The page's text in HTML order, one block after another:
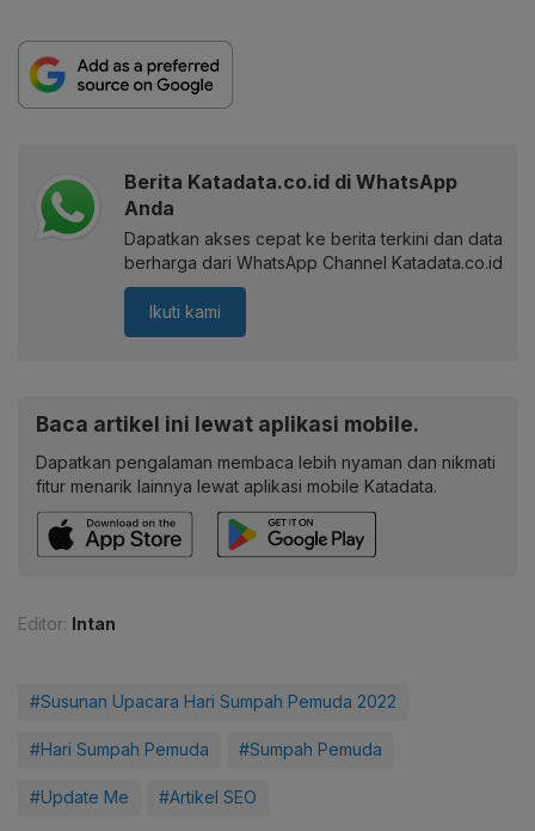
Berita Katadata.co.id di WhatsApp
Anda
Dapatkan akses cepat ke berita terkini dan data
berharga dari WhatsApp Channel Katadata.co.id
Ikuti kami
Baca artikel ini lewat aplikasi mobile.
Dapatkan pengalaman membaca lebih nyaman dan nikmati
fitur menarik lainnya lewat aplikasi mobile Katadata.
Editor: Intan
#Susunan Upacara Hari Sumpah Pemuda 2022
#Hari Sumpah Pemuda #Sumpah Pemuda
#Update Me #Artikel SEO